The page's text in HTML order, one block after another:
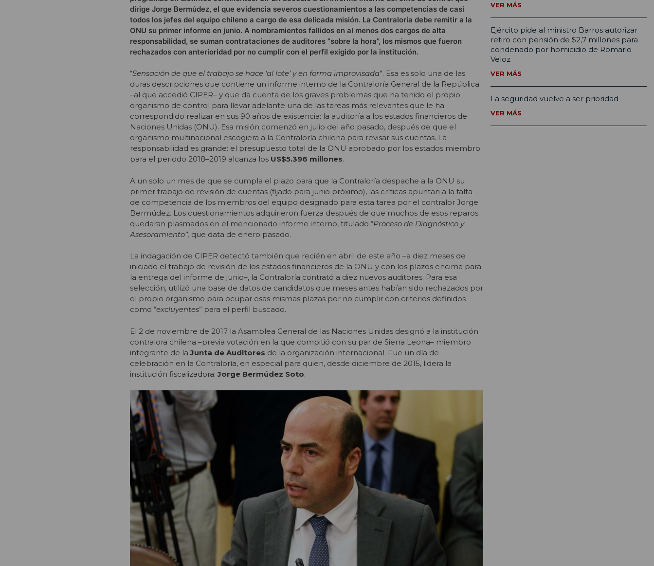
dirige Jorge Bermúdez, el que evidencia severos cuestionamientos a las competencias de casi
todos los jefes del equipo chileno a cargo de esa delicada misión. La Contraloría debe remitir a la
ONU su primer informe en junio. A nombramientos fallidos en al menos dos cargos de alta
responsabilidad, se suman contrataciones de auditores “sobre la hora”, los mismos que fueron
rechazados con anterioridad por no cumplir con el perfil exigido por la institución.
“Sensación de que el trabajo se hace ‘al lote’ y en forma improvisada”. Esa es solo una de las
duras descripciones que contiene un informe interno de la Contraloría General de la República
–al que accedió CIPER– y que da cuenta de los graves problemas que ha tenido el propio
organismo de control para llevar adelante una de las tareas más relevantes que le ha
correspondido realizar en sus 90 años de existencia: la auditoría a los estados financieros de
Naciones Unidas (ONU). Esa misión comenzó en julio del año pasado, después de que el
organismo multinacional escogiera a la Contraloría chilena para revisar sus cuentas. La
responsabilidad es grande: el presupuesto total de la ONU aprobado por los estados miembro
para el periodo 2018–2019 alcanza los US$5.396 millones.
A un solo un mes de que se cumpla el plazo para que la Contraloría despache a la ONU su
primer trabajo de revisión de cuentas (fijado para junio próximo), las críticas apuntan a la falta
de competencia de los miembros del equipo designado para esta tarea por el contralor Jorge
Bermúdez. Los cuestionamientos adquirieron fuerza después de que muchos de esos reparos
quedaran plasmados en el mencionado informe interno, titulado “Proceso de Diagnóstico y
Asesoramiento”, que data de enero pasado.
La indagación de CIPER detectó también que recién en abril de este año –a diez meses de
iniciado el trabajo de revisión de los estados financieros de la ONU y con los plazos encima para
la entrega del informe de junio–, la Contraloría contrató a diez nuevos auditores. Para esa
selección, utilizó una base de datos de candidatos que meses antes habían sido rechazados por
el propio organismo para ocupar esas mismas plazas por no cumplir con criterios definidos
como “excluyentes” para el perfil buscado.
El 2 de noviembre de 2017 la Asamblea General de las Naciones Unidas designó a la institución
contralora chilena –previa votación en la que compitió con su par de Sierra Leona– miembro
integrante de laJunta de Auditores de la organización internacional. Fue un día de
celebración en la Contraloría, en especial para quien, desde diciembre de 2015, lidera la
institución fiscalizadora:Jorge Bermúdez Soto.
VER MÁS
Ejército pide al ministro Barros autorizar
retiro con pensión de $2,7 millones para
condenado por homicidio de Romario
Veloz
VER MÁS
La seguridad vuelve a ser prioridad
VER MÁS